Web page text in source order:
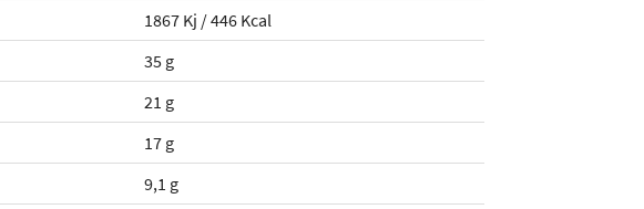
1867 Kj / 446 Kcal
35 g
21 g
17 g
9,1 g